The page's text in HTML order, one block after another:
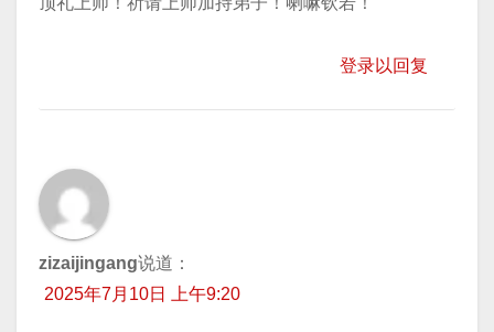
登录以回复
zizaijingang说道：
2025年7月10日 上午9:20